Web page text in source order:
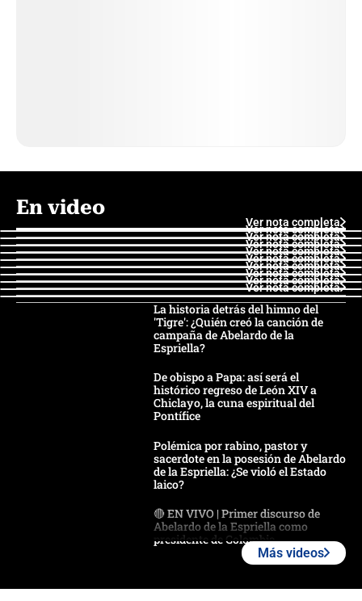
En video
Ver nota completa
Ver nota completa
Ver nota completa
Ver nota completa
Ver nota completa
Ver nota completa
Ver nota completa
Ver nota completa
Ver nota completa
Ver nota completa
La historia detrás del himno del
'Tigre': ¿Quién creó la canción de
campaña de Abelardo de la
Espriella?
De obispo a Papa: así será el
histórico regreso de León XIV a
Chiclayo, la cuna espiritual del
Pontífice
Polémica por rabino, pastor y
sacerdote en la posesión de Abelardo
de la Espriella: ¿Se violó el Estado
laico?
🔴 EN VIVO | Primer discurso de
Abelardo de la Espriella como
presidente de Colombia
Más videos